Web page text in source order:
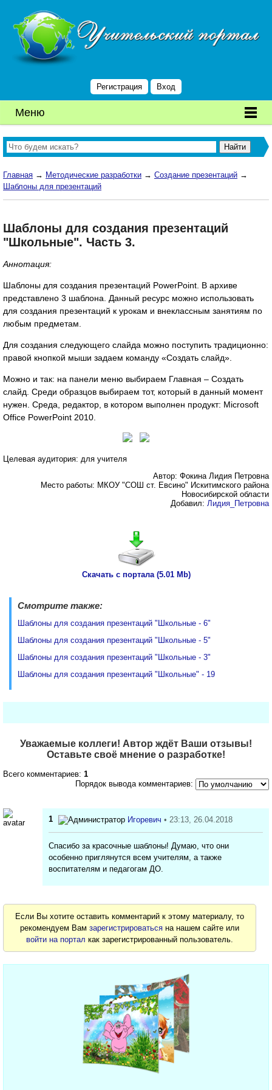
Регистрация Вход
Меню
Главная → Методические разработки → Создание презентаций →
Шаблоны для презентаций
Шаблоны для создания презентаций
"Школьные". Часть 3.
Аннотация:
Шаблоны для создания презентаций PowerPoint. В архиве
представлено 3 шаблона. Данный ресурс можно использовать
для создания презентаций к урокам и внеклассным занятиям по
любым предметам.
Для создания следующего слайда можно поступить традиционно:
правой кнопкой мыши задаем команду «Создать слайд».
Можно и так: на панели меню выбираем Главная – Создать
слайд. Среди образцов выбираем тот, который в данный момент
нужен. Среда, редактор, в котором выполнен продукт: Microsoft
Office PowerPoint 2010.
Целевая аудитория: для учителя
Автор: Фокина Лидия Петровна
Место работы: МКОУ "СОШ ст. Евсино" Искитимского района
Новосибирской области
Добавил: Лидия_Петровна
Скачать с портала (5.01 Mb)
Смотрите также:
Шаблоны для создания презентаций "Школьные - 6"
Шаблоны для создания презентаций "Школьные - 5"
Шаблоны для создания презентаций "Школьные - 3"
Шаблоны для создания презентаций "Школьные" - 19
Уважаемые коллеги! Автор ждёт Ваши отзывы!
Оставьте своё мнение о разработке!
Всего комментариев: 1
Порядок вывода комментариев:
1 Игоревич • 23:13, 26.04.2018
Спасибо за красочные шаблоны! Думаю, что они
особенно приглянутся всем учителям, а также
воспитателям и педагогам ДО.
Если Вы хотите оставить комментарий к этому материалу, то
рекомендуем Вамзарегистрироваться на нашем сайте или
войти на портал как зарегистрированный пользователь.